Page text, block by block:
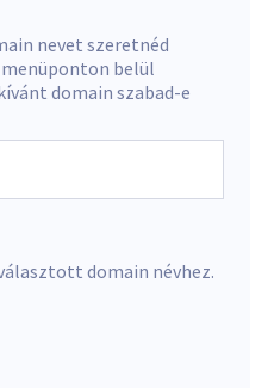
nevet szeretnéd
menüponton belül
domain szabad-e
domain névhez.